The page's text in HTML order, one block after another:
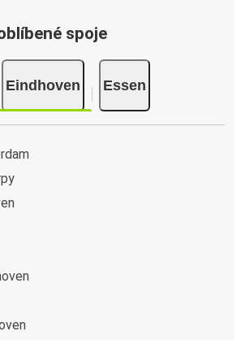
spoje
Eindhoven Essen